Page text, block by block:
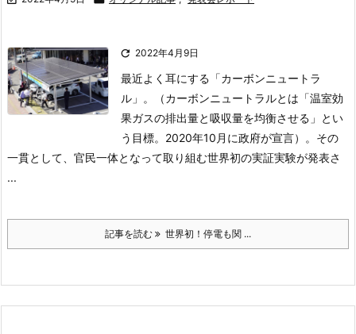
 2022年4月9日
最近よく耳にする「カーボンニュートラ
ル」。（カーボンニュートラルとは「温室効
果ガスの排出量と吸収量を均衡させる」とい
う目標。2020年10月に政府が宣言）。 その
一貫として、官民一体となって取り組む世界初の実証実験が発表さ
...
記事を読む 世界初！停電も関 ...